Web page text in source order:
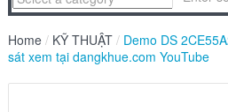
Home / KỸ THUẬT / Demo DS
sát xem tại dangkhue.com YouTube